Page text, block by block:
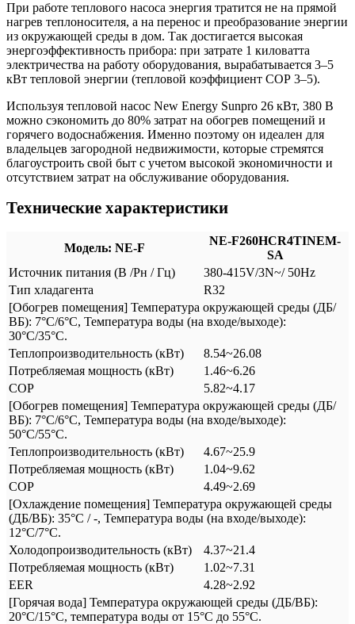
При работе теплового насоса энергия тратится не на прямой
нагрев теплоносителя, а на перенос и преобразование энергии
из окружающей среды в дом. Так достигается высокая
энергоэффективность прибора: при затрате 1 киловатта
электричества на работу оборудования, вырабатывается 3–5
кВт тепловой энергии (тепловой коэффициент СОР 3–5).
Используя тепловой насос New Energy Sunpro 26 кВт, 380 В
можно сэкономить до 80% затрат на обогрев помещений и
горячего водоснабжения. Именно поэтому он идеален для
владельцев загородной недвижимости, которые стремятся
благоустроить свой быт с учетом высокой экономичности и
отсутствием затрат на обслуживание оборудования.
Технические характеристики
Модель: NE-F
NE-F260HCR4TINEM-
SA
Источник питания (В /Рн / Гц)
380-415V/3N~/ 50Hz
Тип хладагента
R32
[Обогрев помещения] Температура окружающей среды (ДБ/
ВБ): 7°C/6°C, Температура воды (на входе/выходе):
30°C/35°C.
Теплопроизводительность (кВт)
8.54~26.08
Потребляемая мощность (кВт)
1.46~6.26
COP
5.82~4.17
[Обогрев помещения] Температура окружающей среды (ДБ/
ВБ): 7°C/6°C, Температура воды (на входе/выходе):
50°C/55°C.
Теплопроизводительность (кВт)
4.67~25.9
Потребляемая мощность (кВт)
1.04~9.62
COP
4.49~2.69
[Охлаждение помещения] Температура окружающей среды
(ДБ/ВБ): 35°C / -, Температура воды (на входе/выходе):
12°C/7°C.
Холодопроизводительность (кВт)
4.37~21.4
Потребляемая мощность (кВт)
1.02~7.31
EER
4.28~2.92
[Горячая вода] Температура окружающей среды (ДБ/ВБ):
20°C/15°C, температура воды от 15°C до 55°C.